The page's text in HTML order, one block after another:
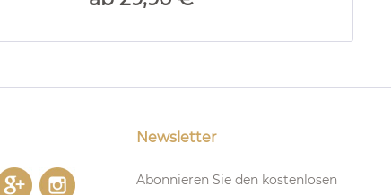
Newsletter
Abonnieren Sie den kostenlosen